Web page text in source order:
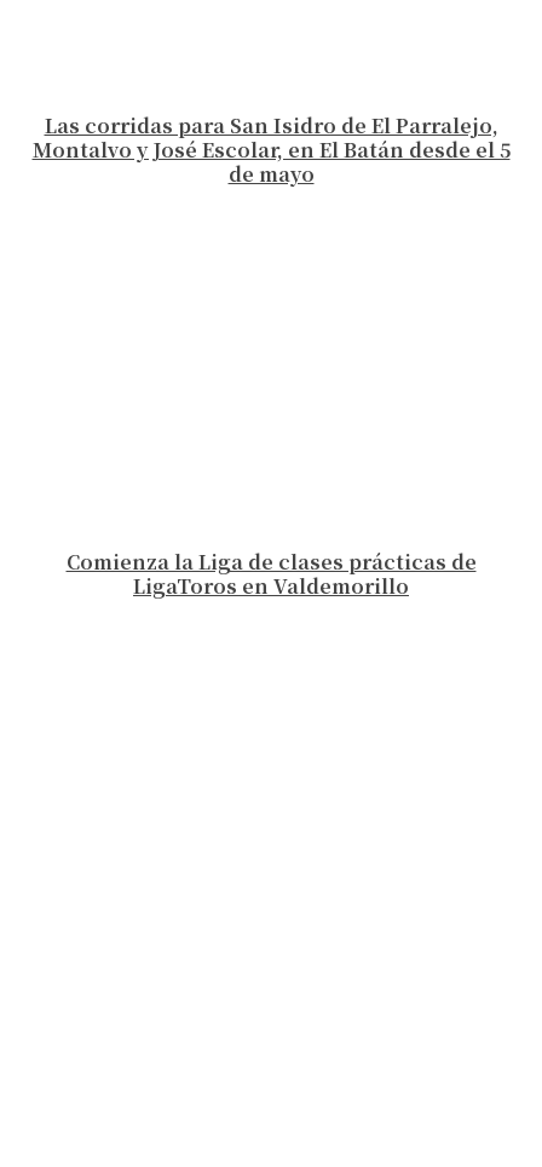
Las corridas para San Isidro de El Parralejo,
Montalvo y José Escolar, en El Batán desde el 5
de mayo
Comienza la Liga de clases prácticas de
LigaToros en Valdemorillo